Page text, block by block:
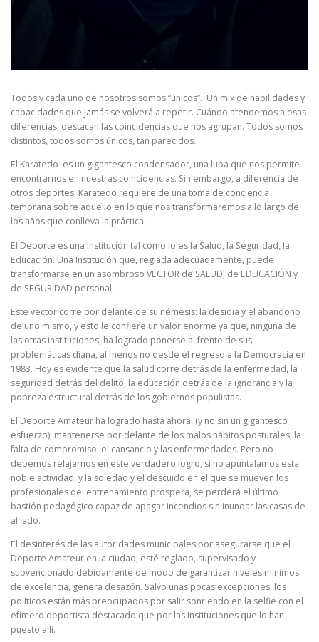
Todos y cada uno de nosotros somos “únicos”. Un mix de habilidades y
capacidades que jamás se volverá a repetir. Cuándo atendemos a esas
diferencias, destacan las coincidencias que nos agrupan. Todos somos
distintos, todos somos únicos, tan parecidos.
El Karatedo es un gigantesco condensador, una lupa que nos permite
encontrarnos en nuestras coincidencias. Sin embargo, a diferencia de
otros deportes, Karatedo requiere de una toma de conciencia
temprana sobre aquello en lo que nos transformaremos a lo largo de
los años que conlleva la práctica.
El Deporte es una institución tal como lo es la Salud, la Seguridad, la
Educación. Una Institución que, reglada adecuadamente, puede
transformarse en un asombroso VECTOR de SALUD, de EDUCACIÓN y
de SEGURIDAD personal.
Este vector corre por delante de su némesis: la desidia y el abandono
de uno mismo, y esto le confiere un valor enorme ya que, ninguna de
las otras instituciones, ha logrado ponerse al frente de sus
problemáticas diana, al menos no desde el regreso a la Democracia en
1983. Hoy es evidente que la salud corre detrás de la enfermedad, la
seguridad detrás del delito, la educación detrás de la ignorancia y la
pobreza estructural detrás de los gobiernos populistas.
El Deporte Amateur ha logrado hasta ahora, (y no sin un gigantesco
esfuerzo), mantenerse por delante de los malos hábitos posturales, la
falta de compromiso, el cansancio y las enfermedades. Pero no
debemos relajarnos en este verdadero logro, si no apuntalamos esta
noble actividad, y la soledad y el descuido en el que se mueven los
profesionales del entrenamiento prospera, se perderá el último
bastión pedagógico capaz de apagar incendios sin inundar las casas de
al lado.
El desinterés de las autoridades municipales por asegurarse que el
Deporte Amateur en la ciudad, esté reglado, supervisado y
subvencionado debidamente de modo de garantizar niveles mínimos
de excelencia, genera desazón. Salvo unas pocas excepciones, los
políticos están más preocupados por salir sonriendo en la selfie con el
efímero deportista destacado que por las instituciones que lo han
puesto allí.